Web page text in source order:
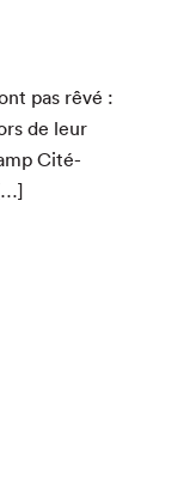
pas rêvé :
de leur
Cité-